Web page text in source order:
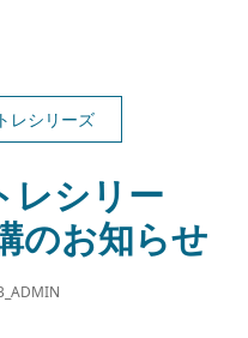
レシリーズ
レシリー
のお知らせ